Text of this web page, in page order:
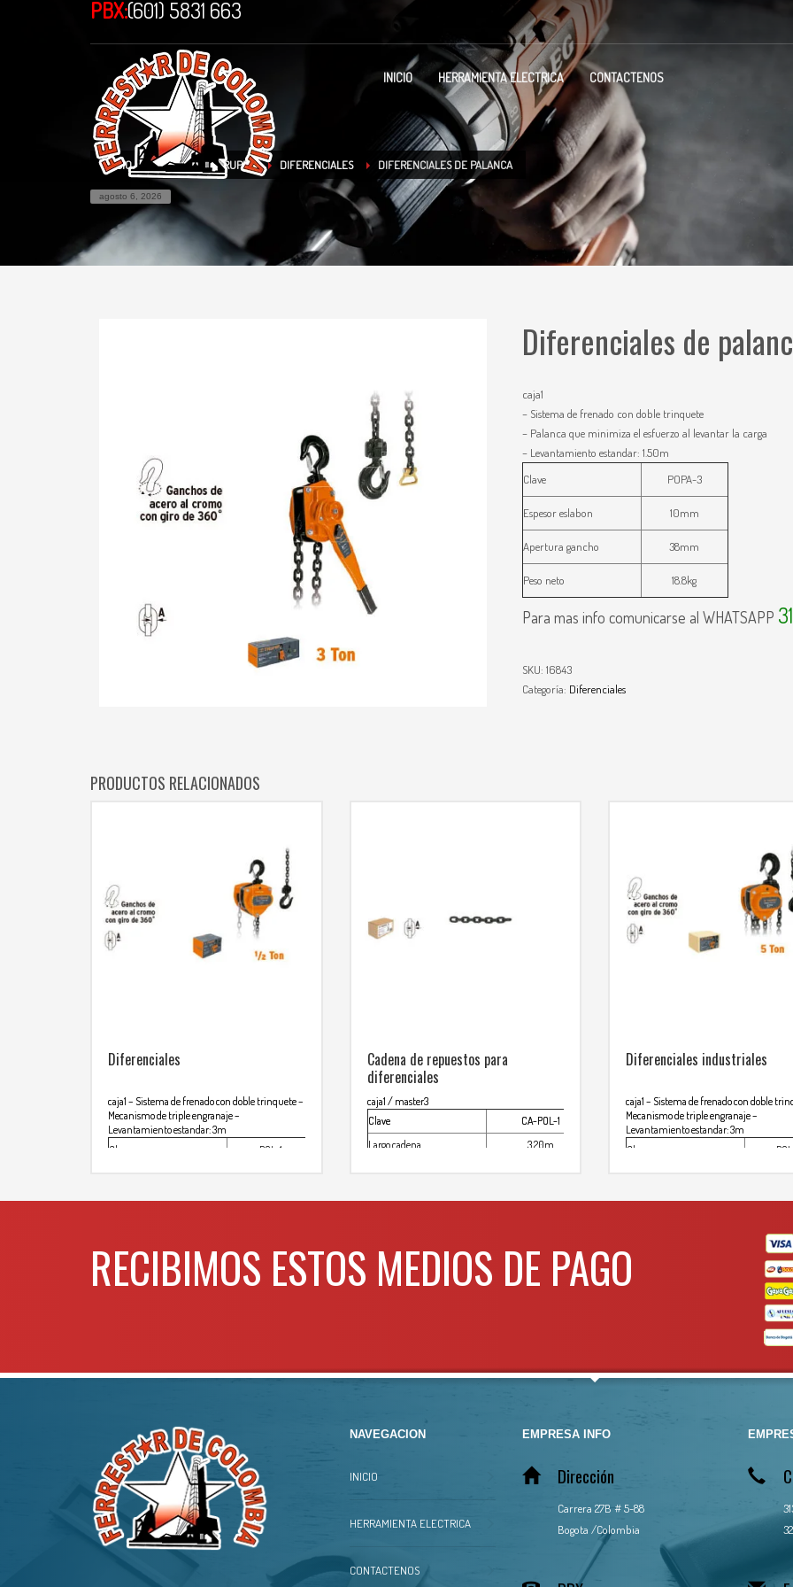
PBX:(601) 5831 663
INICIO HERRAMIENTA ELECTRICA CONTACTENOS
INICIO TIENDA TRUPER DIFERENCIALES DIFERENCIALES DE PALANCA
agosto 6, 2026
Diferenciales de
caja1
– Sistema de frenado con doble trinquete
– Palanca que minimiza el esfuerzo al levantar la carga
– Levantamiento estandar: 1.50m
Clave
POPA-3
Espesor eslabon 10mm
Apertura gancho 38mm
Peso neto 18.8kg
Para mas info comunicarse al WHATSAPP
SKU: 16843
Categoría: Diferenciales
PRODUCTOS RELACIONADOS
Diferenciales
caja1 – Sistema de frenado con doble trinquete–
Mecanismo de triple engranaje–
Levantamiento estandar: 3m
Clave
POL-1
Espesor eslabon
6mm
Peso neto 12.3kg
Para mas info comunicarse al
Cadena de repuestos para
diferenciales
caja1 / master3
Clave
CA-POL-1
Largo cadena
3.20m
Diferenciales industriales
caja1 – Sistema de frenado con doble
Mecanismo de triple engranaje–
Levantamiento estandar: 3m
Clave
Espesor eslabon
Peso neto
Para mas info comunicarse
RECIBIMOS ESTOS MEDIOS DE PAGO
NAVEGACION
INICIO
HERRAMIENTA ELECTRICA
CONTACTENOS
EMPRESA INFO
Dirección
Carrera 27B # 5-88
Bogota /Colombia